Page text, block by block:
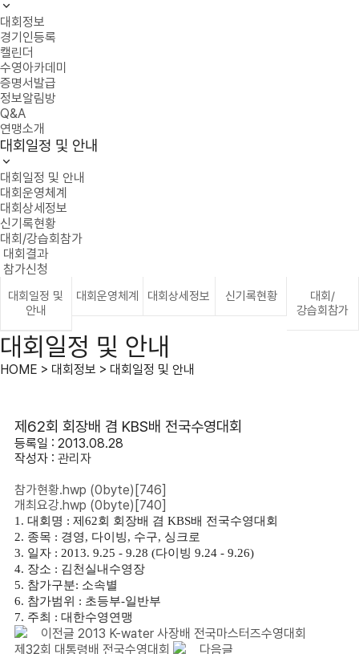
대회정보
경기인등록
캘린더
수영아카데미
증명서발급
정보알림방
Q&A
연맹소개
대회일정 및 안내
대회일정 및 안내
대회운영체계
대회상세정보
신기록현황
대회/강습회참가
대회결과
참가신청
대회일정 및
안내
대회운영체계 대회상세정보 신기록현황
대회/
강습회참가
대회일정 및 안내
HOME > 대회정보 > 대회일정 및 안내
제62회 회장배 겸 KBS배 전국수영대회
등록일 : 2013.08.28
작성자 : 관리자
참가현황.hwp (0byte) [746]
개최요강.hwp (0byte) [740]
1. 대회명 : 제62회 회장배 겸 KBS배 전국수영대회
2. 종목 : 경영, 다이빙, 수구, 싱크로
3. 일자 : 2013. 9.25 - 9.28 (다이빙 9.24 - 9.26)
4. 장소 : 김천실내수영장
5. 참가구분: 소속별
6. 참가범위 : 초등부-일반부
7. 주최 : 대한수영연맹
이전글 2013 K-water 사장배 전국마스터즈수영대회
제32회 대통령배 전국수영대회
다음글